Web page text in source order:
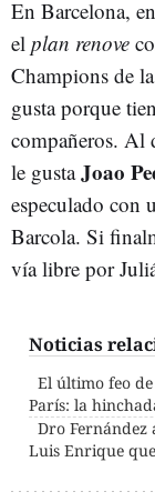
En Barcelona,
el plan renove
Champions de
gusta porque
compañeros. Al
le gustaJoao
especulado con
Barcola. Si
vía libre por
Noticias
El último feo
París: la
Dro Fernández
Luis Enrique